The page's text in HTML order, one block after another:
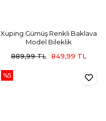
Xuping Gümüş Renkli Baklava
Model Bileklik
889,99 TL
849,99 TL
%5